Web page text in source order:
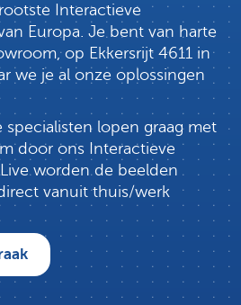
Interactieve
Europa. Je bent van harte
op Ekkersrijt 4611 in
we je al onze oplossingen
specialisten lopen graag met
door ons Interactieve
worden de beelden
vanuit thuis/werk